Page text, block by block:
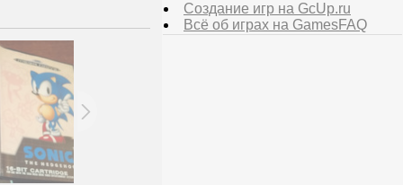
Создание игр на GcUp.ru
Всё об играх на GamesFAQ